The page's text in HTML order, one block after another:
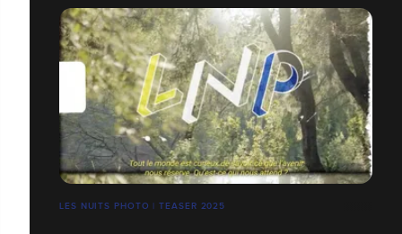
LES NUITS PHOTO | TEASER 2025